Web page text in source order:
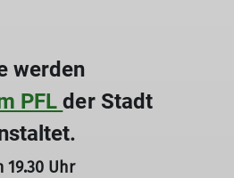
werden
PFLder Stadt
Uhr